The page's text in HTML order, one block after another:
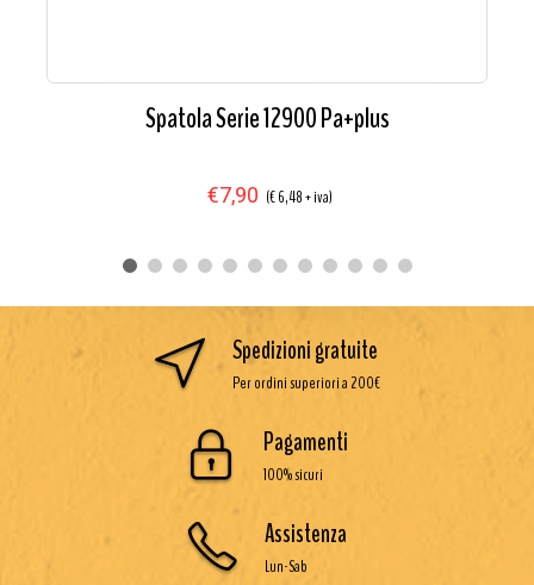
Spatola Serie 12900 Pa+plus
€7,90 (€ 6,48 + iva)
Spedizioni gratuite
Per ordini superiori a 200€
Pagamenti
100% sicuri
Assistenza
Lun-Sab